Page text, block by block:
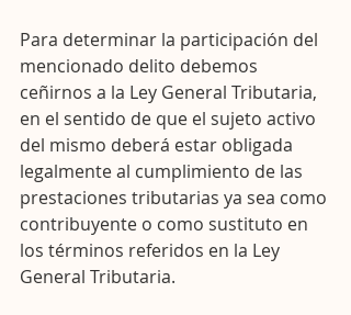
Para determinar la participación del
mencionado delito debemos
ceñirnos a la Ley General Tributaria,
en el sentido de que el sujeto activo
del mismo deberá estar obligada
legalmente al cumplimiento de las
prestaciones tributarias ya sea como
contribuyente o como sustituto en
los términos referidos en la Ley
General Tributaria.